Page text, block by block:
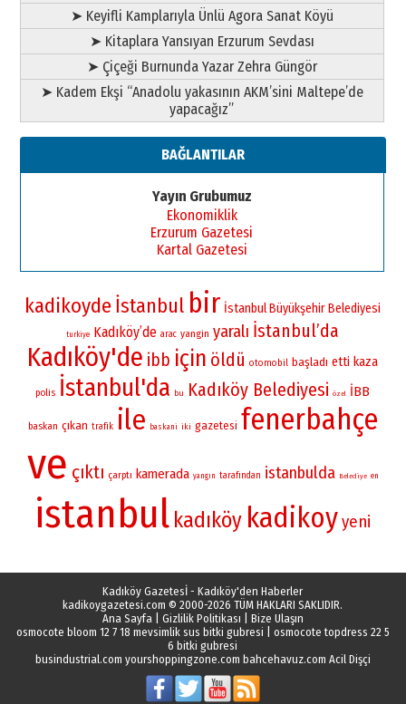
➤ Keyifli Kamplarıyla Ünlü Agora Sanat Köyü
➤ Kitaplara Yansıyan Erzurum Sevdası
➤ Çiçeği Burnunda Yazar Zehra Güngör
➤ Kadem Ekşi “Anadolu yakasının AKM’sini Maltepe’de
yapacağız”
BAĞLANTILAR
Yayın Grubumuz
Ekonomiklik
Erzurum Gazetesi
Kartal Gazetesi
kadikoydeİstanbul bir İstanbul Büyükşehir Belediyesi
turkiye Kadıköy’de arac yangin yaralı İstanbul’da
Kadıköy'de ibb için öldü otomobil başladı etti kaza
polis İstanbul'da bu Kadıköy Belediyesi özel İBB
baskan çıkan trafik ile baskani iki gazetesi fenerbahçe
ve çıktı çarptı kamerada yangın tarafından istanbulda Belediye en
istanbul kadıköy kadikoy yeni
Kadıköy Gazetesİ - Kadıköy'den Haberler
kadikoygazetesi.com © 2000-2026 TÜM HAKLARI SAKLIDIR.
Ana Sayfa| Gizlilik Politikası
Bize Ulaşın
osmocote bloom 12 7 18 mevsimlik sus bitki gubresi
osmocote topdress 22 5
6 bitki gubresi
busindustrial.com yourshoppingzone.com bahcehavuz.com Acil Dişçi